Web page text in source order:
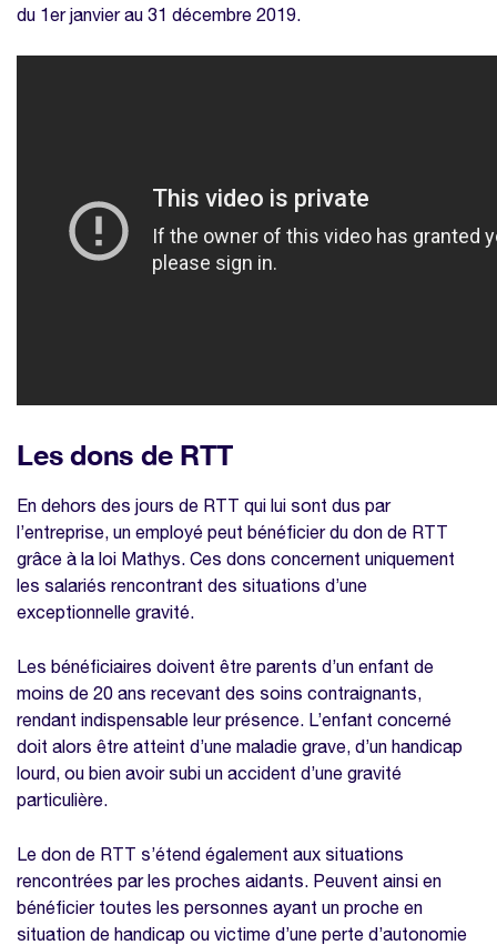
du 1er janvier au 31 décembre 2019.
Les dons de RTT
En dehors des jours de RTT qui lui sont dus par
l’entreprise, un employé peut bénéficier du don de RTT
grâce à la loi Mathys. Ces dons concernent uniquement
les salariés rencontrant des situations d’une
exceptionnelle gravité.
Les bénéficiaires doivent être parents d’un enfant de
moins de 20 ans recevant des soins contraignants,
rendant indispensable leur présence. L’enfant concerné
doit alors être atteint d’une maladie grave, d’un handicap
lourd, ou bien avoir subi un accident d’une gravité
particulière.
Le don de RTT s’étend également aux situations
rencontrées par les proches aidants. Peuvent ainsi en
bénéficier toutes les personnes ayant un proche en
situation de handicap ou victime d’une perte d’autonomie